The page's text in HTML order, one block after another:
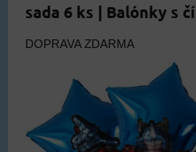
sada 6 ks | Balónky s
DOPRAVA ZDARMA